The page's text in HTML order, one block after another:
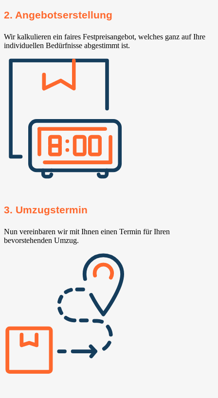
2. Angebotserstellung
Wir kalkulieren ein faires Festpreisangebot, welches ganz auf Ihre
individuellen Bedürfnisse abgestimmt ist.
3. Umzugstermin
Nun vereinbaren wir mit Ihnen einen Termin für Ihren
bevorstehenden Umzug.